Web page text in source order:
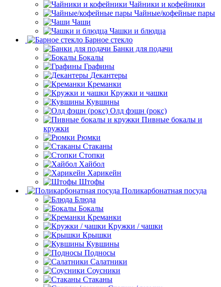
Чайники и кофейники
Чайные/кофейные пары
Чаши
Чашки и блюдца
Барное стекло
Банки для подачи
Бокалы
Графины
Декантеры
Креманки
Кружки и чашки
Кувшины
Олд фэшн (рокс)
Пивные бокалы и
кружки
Рюмки
Стаканы
Стопки
Хайбол
Харикейн
Штофы
Поликарбонатная посуда
Блюда
Бокалы
Креманки
Кружки / чашки
Крышки
Кувшины
Подносы
Салатники
Соусники
Стаканы